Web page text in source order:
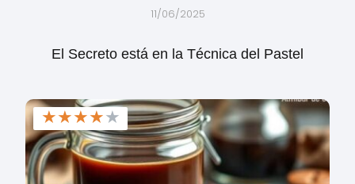
11/06/2025
El Secreto está en la Técnica del Pastel
★★★★★